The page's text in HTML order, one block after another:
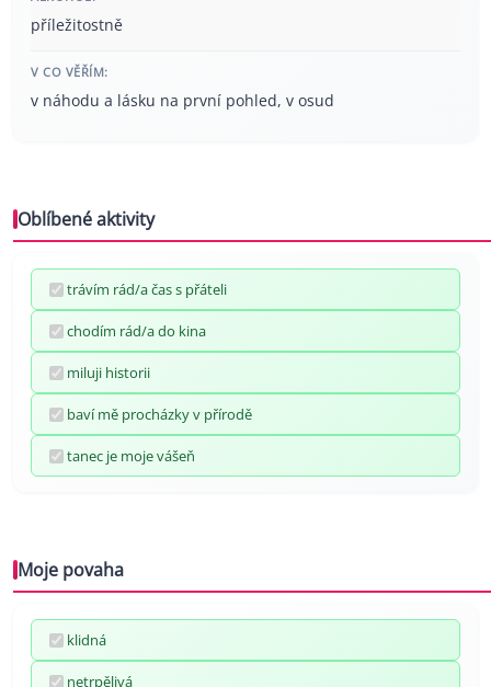
příležitostně
V CO VĚŘÍM:
v náhodu a lásku na první pohled, v osud
Oblíbené aktivity
trávím rád/a čas s přáteli
chodím rád/a do kina
miluji historii
baví mě procházky v přírodě
tanec je moje vášeň
Moje povaha
klidná
netrpělivá